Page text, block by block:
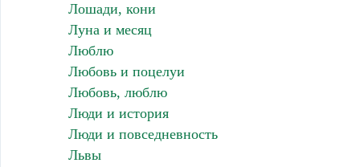
Лошади, кони
Луна и месяц
Люблю
Любовь и поцелуи
Любовь, люблю
Люди и история
Люди и повседневность
Львы